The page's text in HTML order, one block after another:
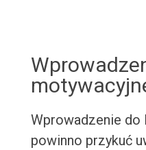
Wprowadzenie do
powinno przykuć